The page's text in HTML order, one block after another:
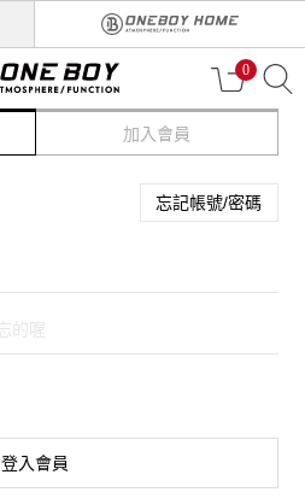
0
加入會員
忘記帳號/密碼
登入會員